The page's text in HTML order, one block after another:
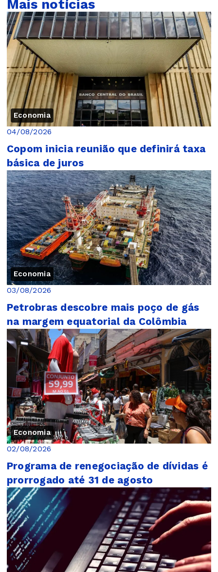
Mais notícias
Economia
04/08/2026
Copom inicia reunião que definirá taxa
básica de juros
Economia
03/08/2026
Petrobras descobre mais poço de gás
na margem equatorial da Colômbia
Economia
02/08/2026
Programa de renegociação de dívidas é
prorrogado até 31 de agosto